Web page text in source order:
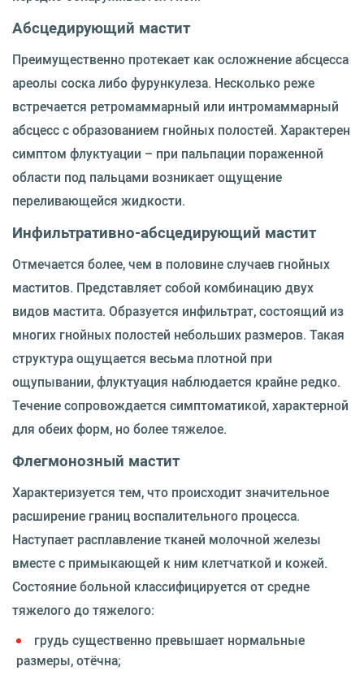
Абсцедирующий мастит
Преимущественно протекает как осложнение абсцесса
ареолы соска либо фурункулеза. Несколько реже
встречается ретромаммарный или интромаммарный
абсцесс с образованием гнойных полостей. Характерен
симптом флуктуации – при пальпации пораженной
области под пальцами возникает ощущение
переливающейся жидкости.
Инфильтративно-абсцедирующий мастит
Отмечается более, чем в половине случаев гнойных
маститов. Представляет собой комбинацию двух
видов мастита. Образуется инфильтрат, состоящий из
многих гнойных полостей небольших размеров. Такая
структура ощущается весьма плотной при
ощупывании, флуктуация наблюдается крайне редко.
Течение сопровождается симптоматикой, характерной
для обеих форм, но более тяжелое.
Флегмонозный мастит
Характеризуется тем, что происходит значительное
расширение границ воспалительного процесса.
Наступает расплавление тканей молочной железы
вместе с примыкающей к ним клетчаткой и кожей.
Состояние больной классифицируется от средне
тяжелого до тяжелого:
грудь существенно превышает нормальные
размеры, отёчна;